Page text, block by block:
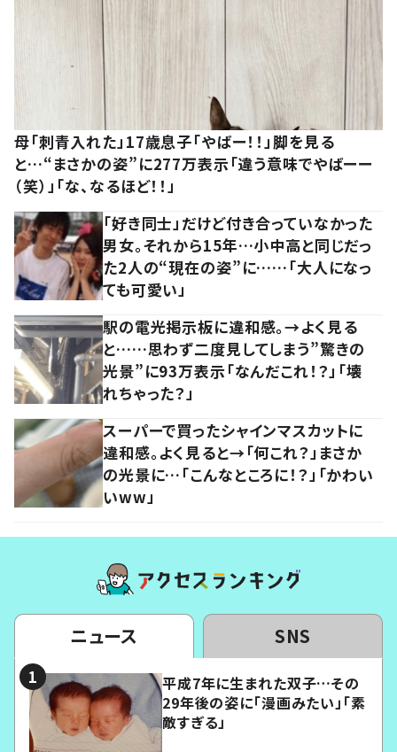
母「刺青入れた」17歳息子「やばー！！」脚を見る
と…“まさかの姿”に277万表示「違う意味でやばーー
（笑）」「な、なるほど！！」
「好き同士」だけど付き合っていなかった
男女。それから15年…小中高と同じだっ
た2人の“現在の姿”に……「大人になっ
ても可愛い」
駅の電光掲示板に違和感。→よく見る
と……思わず二度見してしまう”驚きの
光景”に93万表示「なんだこれ！？」「壊
れちゃった？」
スーパーで買ったシャインマスカットに
違和感。よく見ると→「何これ？」まさか
の光景に…「こんなところに！？」「かわい
いww」
ニュース SNS
平成7年に生まれた双子…その
29年後の姿に「漫画みたい」「素
敵すぎる」